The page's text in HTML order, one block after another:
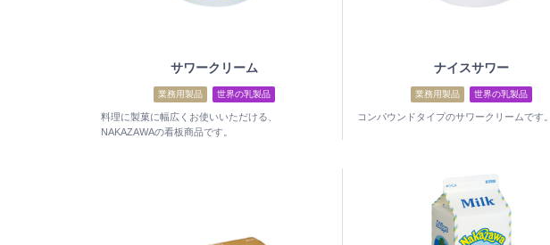
サワークリーム
業務用製品 世界の乳製品
料理に製菓に幅広くお使いいただける、
NAKAZAWAの看板商品です。
ナイスサワー
業務用製品 世界の乳製品
コンパウンドタイプのサワークリームです。